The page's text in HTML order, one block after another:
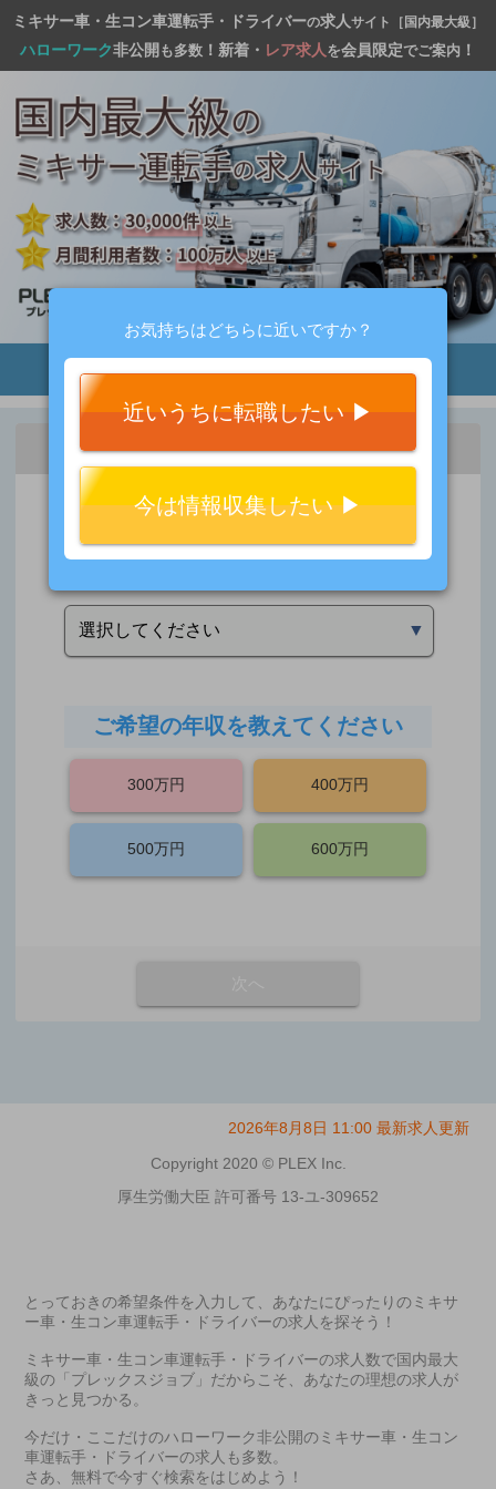
ミキサー車・生コン車運転手・ドライバーの求人サイト［国内最大級］
ハローワーク非公開 も多数 ！新着・ レア求人 を会員限定でご案内 ！
お気持ちはどちらに近いですか？
近いうちに転職したい ▶︎
今は情報収集したい ▶︎
2 3 4 5
30秒！
選択してください ▼
ご希望の年収を教えてください
300万円 400万円
500万円 600万円
2026年8月8日 11:00 最新求人更新
Copyright 2020 © PLEX Inc.
厚生労働大臣 許可番号 13-ユ-309652
とっておきの希望条件を入力して、あなたにぴったりのミキサ
ー車・生コン車運転手・ドライバーの求人を探そう！
ミキサー車・生コン車運転手・ドライバーの求人数で国内最大
級の「プレックスジョブ」だからこそ、あなたの理想の求人が
きっと見つかる。
今だけ・ここだけのハローワーク非公開のミキサー車・生コン
車運転手・ドライバーの求人も多数。